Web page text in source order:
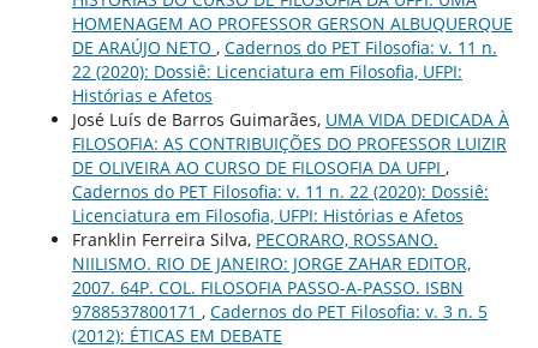
HOMENAGEM AO PROFESSOR GERSON ALBUQUERQUE
DE ARAÚJO NETO , Cadernos do PET Filosofia: v. 11 n.
22 (2020): Dossiê: Licenciatura em Filosofia, UFPI:
Histórias e Afetos
José Luís de Barros Guimarães, UMA VIDA DEDICADA À
FILOSOFIA: AS CONTRIBUIÇÕES DO PROFESSOR LUIZIR
DE OLIVEIRA AO CURSO DE FILOSOFIA DA UFPI ,
Cadernos do PET Filosofia: v. 11 n. 22 (2020): Dossiê:
Licenciatura em Filosofia, UFPI: Histórias e Afetos
Franklin Ferreira Silva, PECORARO, ROSSANO.
NIILISMO. RIO DE JANEIRO: JORGE ZAHAR EDITOR,
2007. 64P. COL. FILOSOFIA PASSO-A-PASSO. ISBN
9788537800171 , Cadernos do PET Filosofia: v. 3 n. 5
(2012): ÉTICAS EM DEBATE